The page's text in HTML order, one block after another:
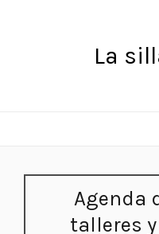
La
Agenda
talleres